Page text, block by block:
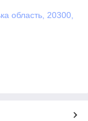
область, 20300,